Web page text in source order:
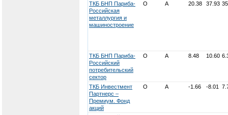
ТКБ БНП Париба-
Российская
металлургия и
машиностроение
О А 20.38 37.93
ТКБ БНП Париба-
Российский
потребительский
сектор
О А 8.48 10.60
ТКБ Инвестмент
Партнерс –
Премиум. Фонд
акций
О А -1.66 -8.01